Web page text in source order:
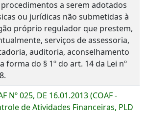
a serem adotados
ou jurídicas não submetidas à
próprio regulador que prestem,
serviços de assessoria,
auditoria, aconselhamento
forma do § 1º do art. 14 da Lei nº
Nº 025, DE 16.01.2013 (COAF -
de Atividades Financeiras, PLD